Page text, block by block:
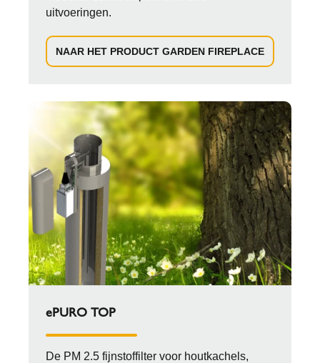
uitvoeringen.
NAAR HET PRODUCT GARDEN FIREPLACE
ePURO TOP
De PM 2.5 fijnstoffilter voor houtkachels,